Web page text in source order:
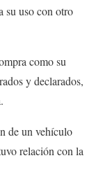
su uso con otro
como su
y declarados,
de un vehículo
relación con la